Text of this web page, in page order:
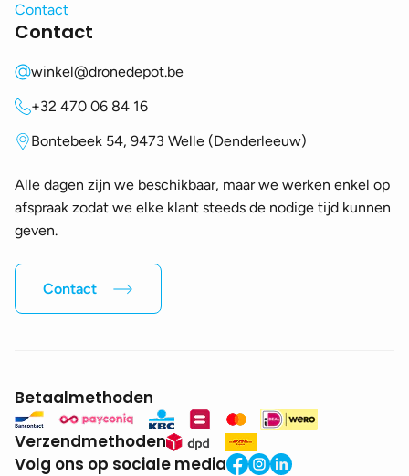
Contact
Contact
winkel@dronedepot.be
+32 470 06 84 16
Bontebeek 54, 9473 Welle (Denderleeuw)
Alle dagen zijn we beschikbaar, maar we werken enkel op
afspraak zodat we elke klant steeds de nodige tijd kunnen
geven.
Contact
Betaalmethoden
Verzendmethoden
Volg ons op sociale media